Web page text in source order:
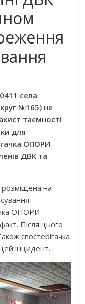
села
№165) не
таємності
для
ОПОРИ
ДВК та
розміщена на
ОПОРИ
Після цього
спостерігачка
інцидент.